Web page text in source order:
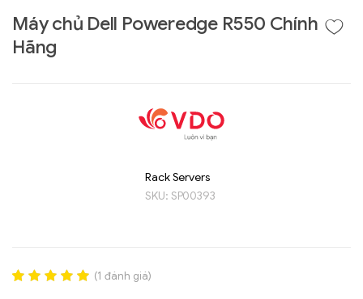
Máy chủ Dell Poweredge R550 Chính
Hãng
Rack Servers
SKU: SP00393
(1 đánh giá)